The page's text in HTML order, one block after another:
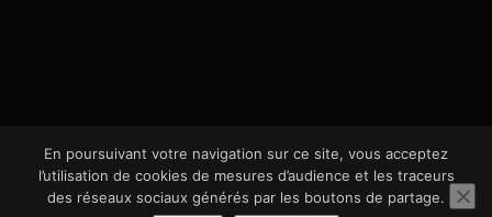
En poursuivant votre navigation sur ce site, vous acceptez
l’utilisation de cookies de mesures d’audience et les traceurs
des réseaux sociaux générés par les boutons de partage.